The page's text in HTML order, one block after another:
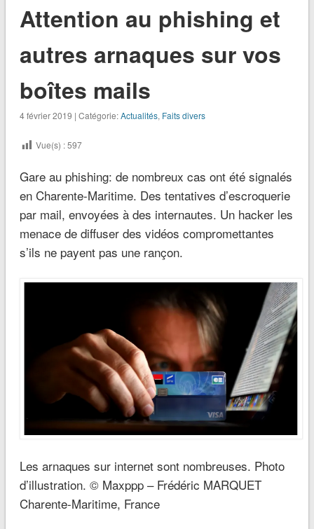
Attention au phishing et
autres arnaques sur vos
boîtes mails
4 février 2019 | Catégorie:Actualités, Faits divers
Vue(s) :597
Gare au phishing: de nombreux cas ont été signalés
en Charente-Maritime. Des tentatives d’escroquerie
par mail, envoyées à des internautes. Un hacker les
menace de diffuser des vidéos compromettantes
s’ils ne payent pas une rançon.
Les arnaques sur internet sont nombreuses. Photo
d’illustration. © Maxppp – Frédéric MARQUET
Charente-Maritime, France